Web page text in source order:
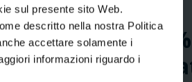
sul presente sito Web.
descritto nella nostra Politica
accettare solamente i
informazioni riguardo i
di circa il
per trovare